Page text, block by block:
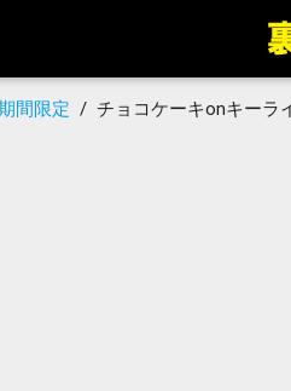
間限定 /チョコケーキonキーラ